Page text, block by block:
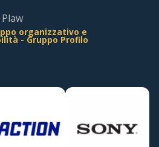
organizzativo e
- Gruppo Profilo